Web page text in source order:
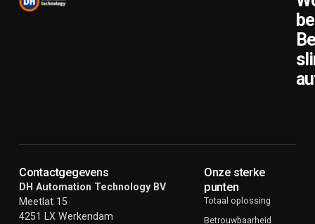
Contactgegevens
DH Automation Technology BV
Meetlat 15
4251 LX Werkendam
Onze sterke
punten
Totaal oplossing
Betrouwbaarheid